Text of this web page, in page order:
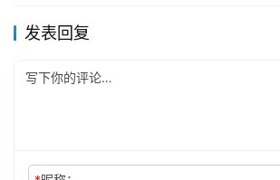
发表回复